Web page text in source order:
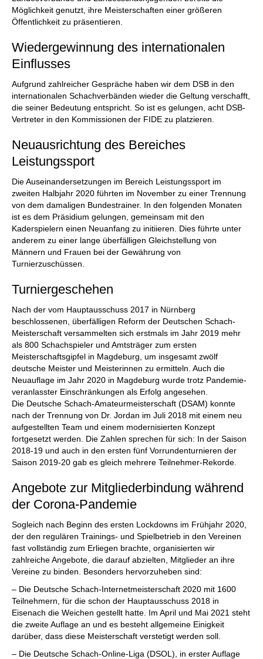
Möglichkeit genutzt, ihre Meisterschaften einer größeren
Öffentlichkeit zu präsentieren.
Wiedergewinnung des internationalen
Einflusses
Aufgrund zahlreicher Gespräche haben wir dem DSB in den
internationalen Schachverbänden wieder die Geltung verschafft,
die seiner Bedeutung entspricht. So ist es gelungen, acht DSB-
Vertreter in den Kommissionen der FIDE zu platzieren.
Neuausrichtung des Bereiches
Leistungssport
Die Auseinandersetzungen im Bereich Leistungssport im
zweiten Halbjahr 2020 führten im November zu einer Trennung
von dem damaligen Bundestrainer. In den folgenden Monaten
ist es dem Präsidium gelungen, gemeinsam mit den
Kaderspielern einen Neuanfang zu initiieren. Dies führte unter
anderem zu einer lange überfälligen Gleichstellung von
Männern und Frauen bei der Gewährung von
Turnierzuschüssen.
Turniergeschehen
Nach der vom Hauptausschuss 2017 in Nürnberg
beschlossenen, überfälligen Reform der Deutschen Schach-
Meisterschaft versammelten sich erstmals im Jahr 2019 mehr
als 800 Schachspieler und Amtsträger zum ersten
Meisterschaftsgipfel in Magdeburg, um insgesamt zwölf
deutsche Meister und Meisterinnen zu ermitteln. Auch die
Neuauflage im Jahr 2020 in Magdeburg wurde trotz Pandemie-
veranlasster Einschränkungen als Erfolg angesehen.
Die Deutsche Schach-Amateurmeisterschaft (DSAM) konnte
nach der Trennung von Dr. Jordan im Juli 2018 mit einem neu
aufgestellten Team und einem modernisierten Konzept
fortgesetzt werden. Die Zahlen sprechen für sich: In der Saison
2018-19 und auch in den ersten fünf Vorrundenturnieren der
Saison 2019-20 gab es gleich mehrere Teilnehmer-Rekorde.
Angebote zur Mitgliederbindung während
der Corona-Pandemie
Sogleich nach Beginn des ersten Lockdowns im Frühjahr 2020,
der den regulären Trainings- und Spielbetrieb in den Vereinen
fast vollständig zum Erliegen brachte, organisierten wir
zahlreiche Angebote, die darauf abzielten, Mitglieder an ihre
Vereine zu binden. Besonders hervorzuheben sind:
– Die Deutsche Schach-Internetmeisterschaft 2020 mit 1600
Teilnehmern, für die schon der Hauptausschuss 2018 in
Eisenach die Weichen gestellt hatte. Im April und Mai 2021 steht
die zweite Auflage an und es besteht allgemeine Einigkeit
darüber, dass diese Meisterschaft verstetigt werden soll.
– Die Deutsche Schach-Online-Liga (DSOL), in erster Auflage